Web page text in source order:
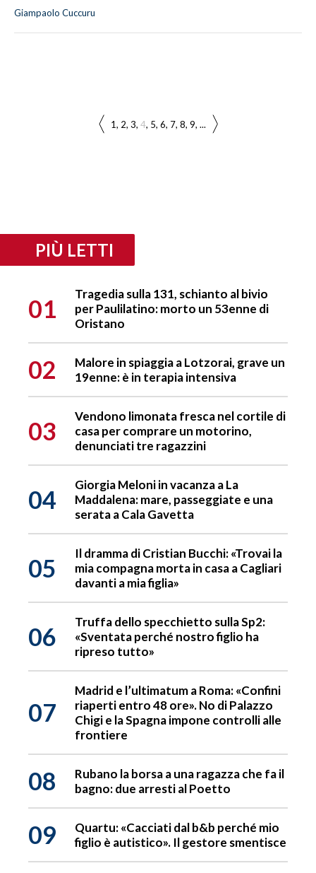
Giampaolo Cuccuru
1 2 3 4 5 6 7 8 9 ...
PIÙ LETTI
01
Tragedia sulla 131, schianto al bivio
per Paulilatino: morto un 53enne di
Oristano
02
Malore in spiaggia a Lotzorai, grave un
19enne: è in terapia intensiva
03
Vendono limonata fresca nel cortile di
casa per comprare un motorino,
denunciati tre ragazzini
04
Giorgia Meloni in vacanza a La
Maddalena: mare, passeggiate e una
serata a Cala Gavetta
05
Il dramma di Cristian Bucchi: «Trovai la
mia compagna morta in casa a Cagliari
davanti a mia figlia»
06
Truffa dello specchietto sulla Sp2:
«Sventata perché nostro figlio ha
ripreso tutto»
07
Madrid e l’ultimatum a Roma: «Confini
riaperti entro 48 ore». No di Palazzo
Chigi e la Spagna impone controlli alle
frontiere
08
Rubano la borsa a una ragazza che fa il
bagno: due arresti al Poetto
09
Quartu: «Cacciati dal b&b perché mio
figlio è autistico». Il gestore smentisce